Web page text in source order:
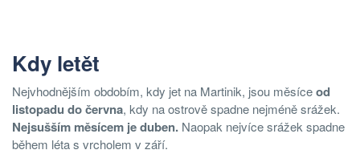
Kdy letět
Nejvhodnějším obdobím, kdy jet na Martinik, jsou měsíceod
listopadu do června, kdy na ostrově spadne nejméně srážek.
Nejsušším měsícem je duben. Naopak nejvíce srážek spadne
během léta s vrcholem v září.